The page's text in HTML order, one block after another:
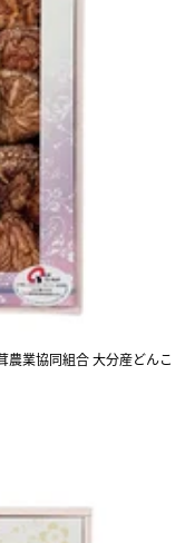
業協同組合 大分産どんこ